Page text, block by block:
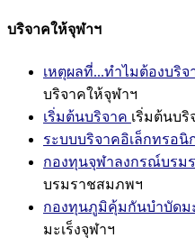
บริจาคให้จุฬาฯ
เหตุผลที่...ทำไมต้องบริจ
บริจาคให้จุฬาฯ
เริ่มต้นบริจาค เริ่มต้นบริ
ระบบบริจาคอิเล็กทรอนิ
กองทุนจุฬาลงกรณ์บรม
บรมราชสมภพฯ
กองทุนภูมิคุ้มกันบำบัดม
มะเร็งจุฬาฯ